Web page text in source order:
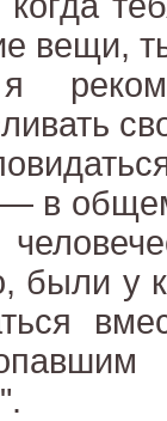
вещи,
я
в
были у